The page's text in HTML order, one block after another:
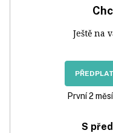
Ještě na
První 2
S